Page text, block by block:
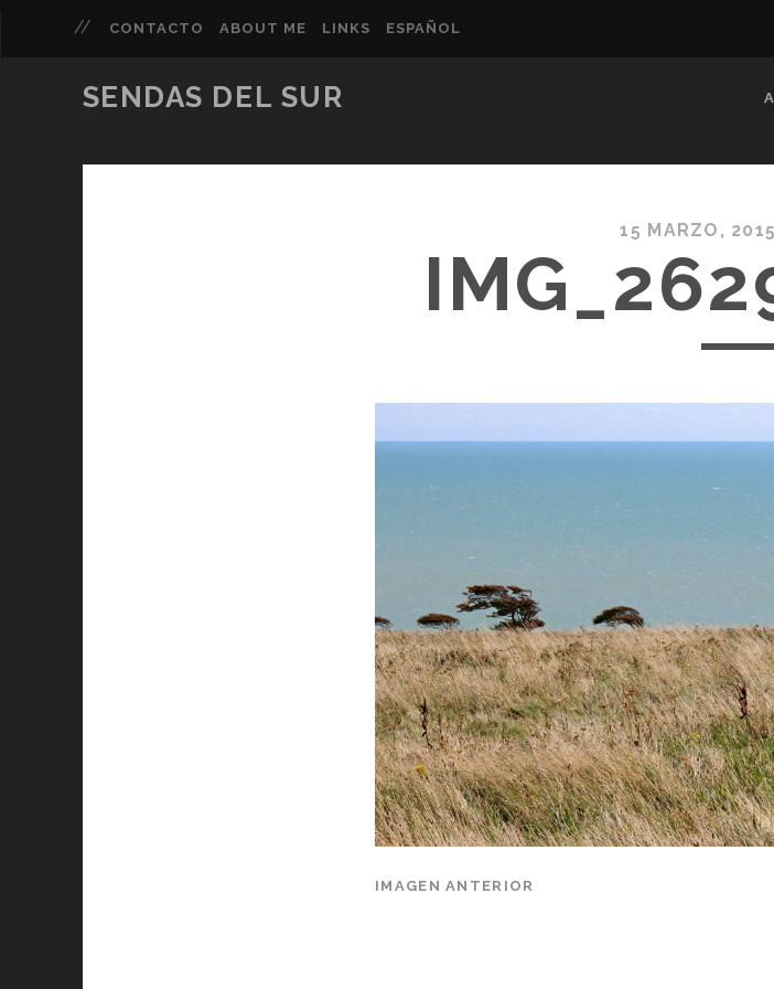
CONTACTO ABOUT ME LINKS ESPAÑOL
SENDAS DEL SUR
15 MARZO,
IMAGEN ANTERIOR